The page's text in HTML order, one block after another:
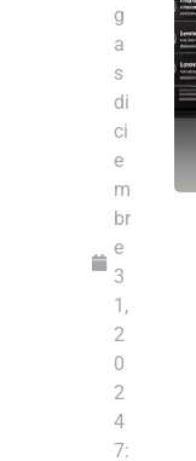
g
a
s
di
ci
e
m
br
e
3
1,
2
0
2
4
7: